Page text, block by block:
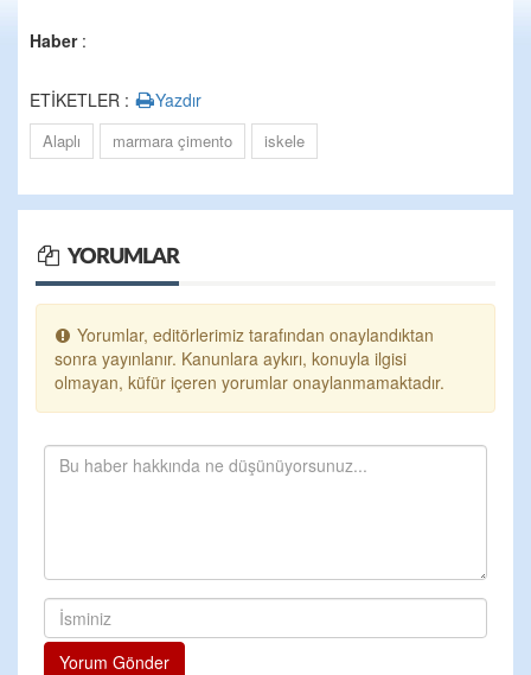
Haber:
ETİKETLER : Yazdır
Alaplı marmara çimento iskele
YORUMLAR
Yorumlar, editörlerimiz tarafından onaylandıktan
sonra yayınlanır. Kanunlara aykırı, konuyla ilgisi
olmayan, küfür içeren yorumlar onaylanmamaktadır.
Yorum Gönder